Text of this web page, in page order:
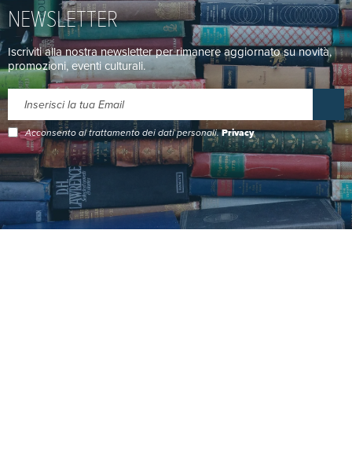
NEWSLETTER
Iscriviti alla nostra newsletter per rimanere aggiornato su novità,
promozioni, eventi culturali.
Acconsento al trattamento dei dati personali.Privacy